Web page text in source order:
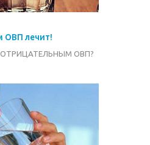
ОВП лечит!
ОТРИЦАТЕЛЬНЫМ ОВП?